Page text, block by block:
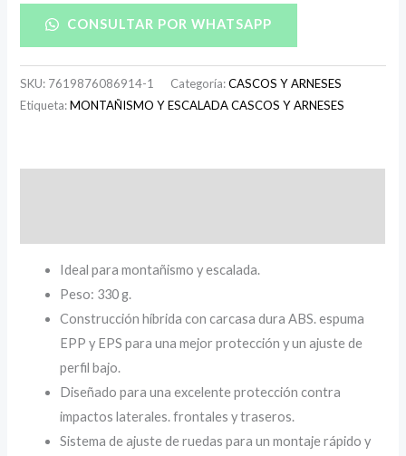
CONSULTAR POR WHATSAPP
SKU: 7619876086914-1 Categoría:CASCOS Y ARNESES
Etiqueta:MONTAÑISMO Y ESCALADA CASCOS Y ARNESES
Ideal para montañismo y escalada.
Peso: 330 g.
Construcción híbrida con carcasa dura ABS. espuma
EPP y EPS para una mejor protección y un ajuste de
perfil bajo.
Diseñado para una excelente protección contra
impactos laterales. frontales y traseros.
Sistema de ajuste de ruedas para un montaje rápido y